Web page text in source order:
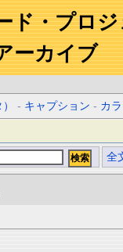
ド・プロ
ーカイブ
- キャプション - カ
全